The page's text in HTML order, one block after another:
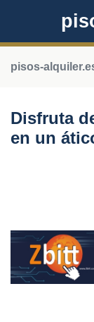
pisos-
Disfruta
en un